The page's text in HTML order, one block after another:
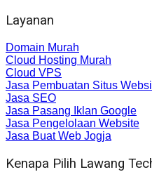
Layanan
Domain Murah
Cloud Hosting Murah
Cloud VPS
Jasa Pembuatan Situs
Jasa SEO
Jasa Pasang Iklan Google
Jasa Pengelolaan Website
Jasa Buat Web Jogja
Kenapa Pilih Lawang